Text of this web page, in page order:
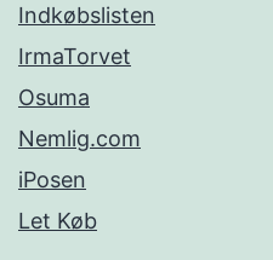
Indkøbslisten
IrmaTorvet
Osuma
Nemlig.com
iPosen
Let Køb